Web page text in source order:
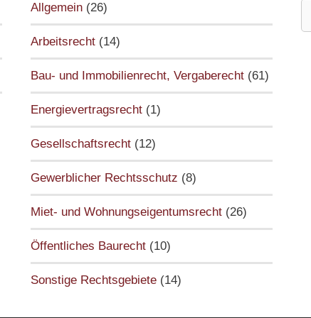
Allgemein(26)
Arbeitsrecht(14)
Bau- und Immobilienrecht, Vergaberecht(61)
Energievertragsrecht(1)
Gesellschaftsrecht(12)
Gewerblicher Rechtsschutz (8)
Miet- und Wohnungseigentumsrecht(26)
Öffentliches Baurecht(10)
Sonstige Rechtsgebiete(14)